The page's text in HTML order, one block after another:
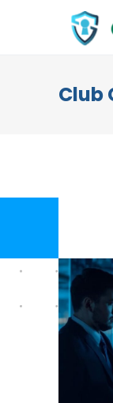
Club